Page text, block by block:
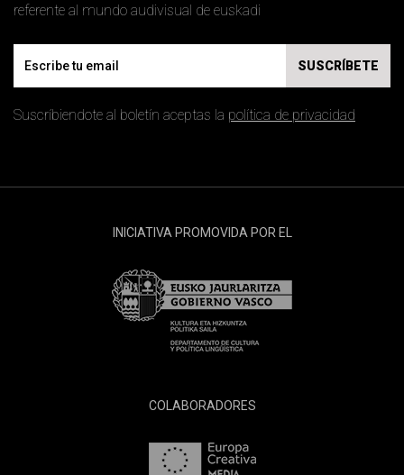
referente al mundo audivisual de euskadi
SUSCRÍBETE
Suscríbiendote al boletín aceptas la política de privacidad
INICIATIVA PROMOVIDA POR EL
COLABORADORES